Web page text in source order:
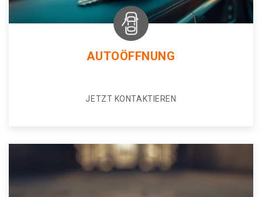
AUTOÖFFNUNG
JETZT KONTAKTIEREN